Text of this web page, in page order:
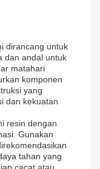
dirancang untuk
dan andal untuk
matahari
komponen
yang
dan kekuatan
resin dengan
Gunakan
tahan yang